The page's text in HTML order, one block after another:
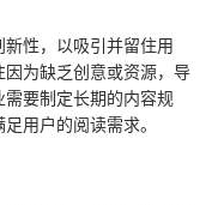
性，以吸引并留住用
为缺乏创意或资源，导
要制定长期的内容规
用户的阅读需求。